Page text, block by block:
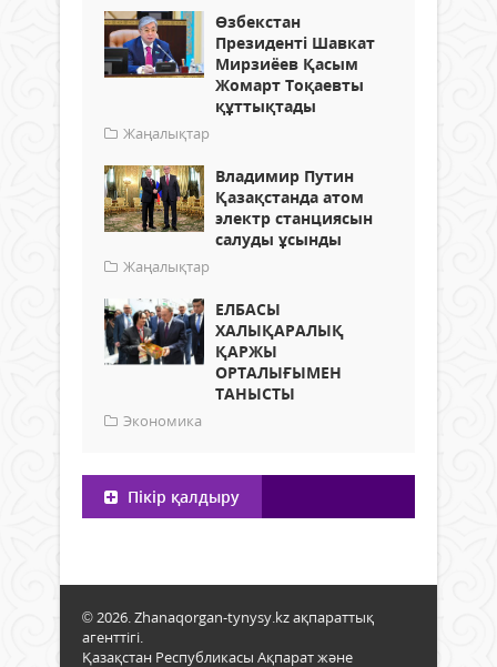
Өзбекстан
Президенті Шавкат
Мирзиёев Қасым
Жомарт Тоқаевты
құттықтады
Жаңалықтар
Владимир Путин
Қазақстанда атом
электр станциясын
салуды ұсынды
Жаңалықтар
ЕЛБАСЫ
ХАЛЫҚАРАЛЫҚ
ҚАРЖЫ
ОРТАЛЫҒЫМЕН
ТАНЫСТЫ
Экономика
Пікір қалдыру
© 2026. Zhanaqorgan-tynysy.kz ақпараттық
агенттігі.
Қазақстан Республикасы Ақпарат және